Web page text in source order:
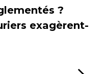
?
exagèrent-